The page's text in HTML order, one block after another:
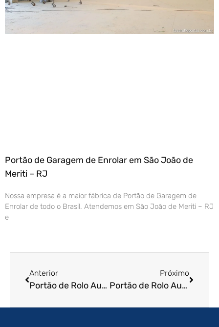
Portão de Garagem de Enrolar em São João de
Meriti – RJ
Nossa empresa é a maior fábrica de Portão de Garagem de
Enrolar de todo o Brasil. Atendemos em São João de Meriti – RJ
e
Anterior
Portão de Rolo Automático em Itaquaquecetuba – SP
Próximo
Portão de Rolo Automático em Araraquara – SP